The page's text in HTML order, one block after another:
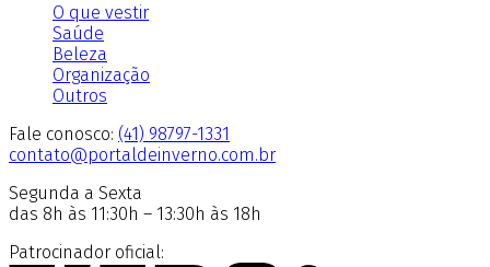
O que vestir
Saúde
Beleza
Organização
Outros
Fale conosco: (41) 98797-1331
contato@portaldeinverno.com.br
Segunda a Sexta
das 8h às 11:30h – 13:30h às 18h
Patrocinador oficial: